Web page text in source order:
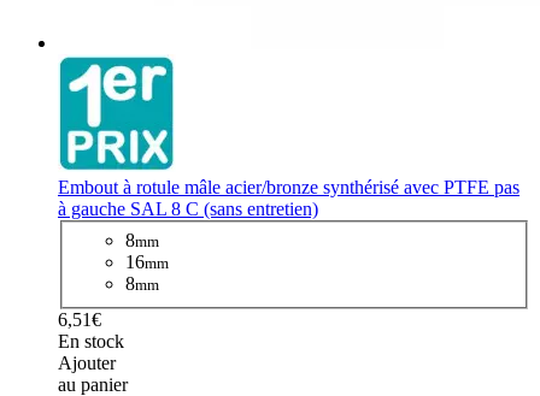
Embout à rotule mâle acier/bronze synthérisé avec PTFE pas
à gauche SAL 8 C (sans entretien)
8mm
16mm
8mm
6,51€
En stock
Ajouter
au panier